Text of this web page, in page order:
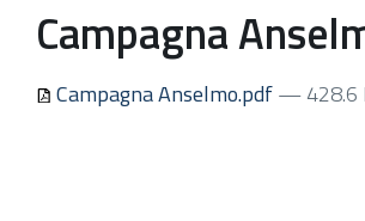
Campagna
Campagna Anselmo.pdf— 428.6